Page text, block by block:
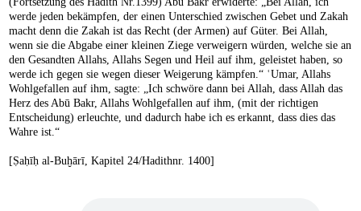
werde jeden bekämpfen, der einen Unterschied zwischen Gebet und Zakah
macht denn die Zakah ist das Recht (der Armen) auf Güter. Bei Allah,
wenn sie die Abgabe einer kleinen Ziege verweigern würden, welche sie an
den Gesandten Allahs, Allahs Segen und Heil auf ihm, geleistet haben, so
werde ich gegen sie wegen dieser Weigerung kämpfen.“ ʿUmar, Allahs
Wohlgefallen auf ihm, sagte: „Ich schwöre dann bei Allah, dass Allah das
Herz des Abū Bakr, Allahs Wohlgefallen auf ihm, (mit der richtigen
Entscheidung) erleuchte, und dadurch habe ich es erkannt, dass dies das
Wahre ist.“
[Ṣaḥīḥ al-Buḫārī, Kapitel 24/Hadithnr. 1400]